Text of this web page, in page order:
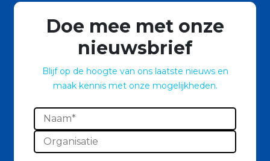
Doe mee met onze
nieuwsbrief
Blijf op de hoogte van ons laatste nieuws en
maak kennis met onze mogelijkheden.